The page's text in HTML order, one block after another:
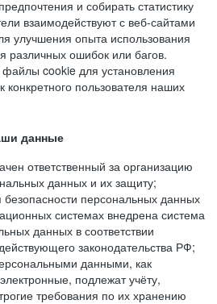
и собирать статистику
взаимодействуют с веб-сайтами
улучшения опыта использования
различных ошибок или багов.
cookie для установления
конкретного пользователя наших
данные
ответственный за организацию
данных и их защиту;
персональных данных
системах внедрена система
данных в соответствии
законодательства РФ;
данными, как
подлежат учёту,
требования по их хранению